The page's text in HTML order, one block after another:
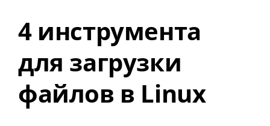
4 инструмента
для загрузки
файлов в Linux